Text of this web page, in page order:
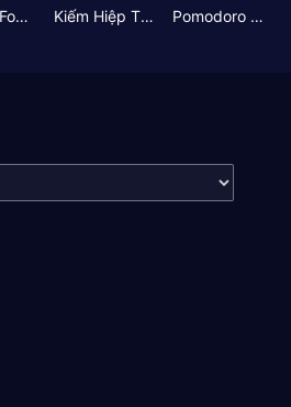
Ultimate Football Manager Kiếm Hiệp Tình Duyên Pomodoro Nhỏ: Giờ Tập Trung